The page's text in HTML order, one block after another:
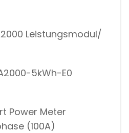
Leistungsmodul/
5kWh-E0
Power Meter
(100A)